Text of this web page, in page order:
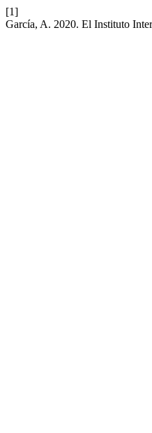
[1]
García, A. 2020. El Instituto